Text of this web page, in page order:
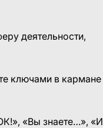
деятельности,
ключами в кармане
«Вы знаете…», «И